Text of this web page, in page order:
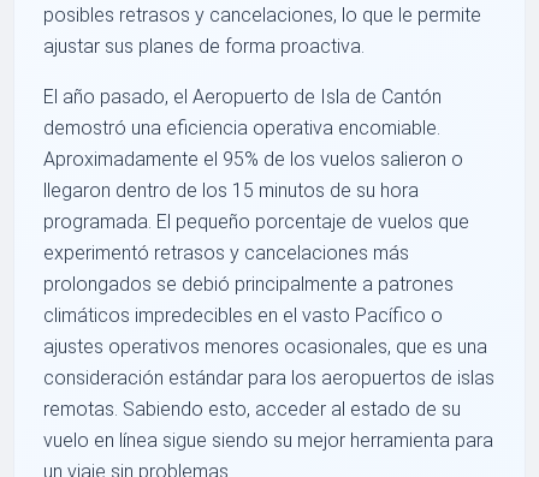
posibles retrasos y cancelaciones, lo que le permite
ajustar sus planes de forma proactiva.
El año pasado, el Aeropuerto de Isla de Cantón
demostró una eficiencia operativa encomiable.
Aproximadamente el 95% de los vuelos salieron o
llegaron dentro de los 15 minutos de su hora
programada. El pequeño porcentaje de vuelos que
experimentó retrasos y cancelaciones más
prolongados se debió principalmente a patrones
climáticos impredecibles en el vasto Pacífico o
ajustes operativos menores ocasionales, que es una
consideración estándar para los aeropuertos de islas
remotas. Sabiendo esto, acceder al estado de su
vuelo en línea sigue siendo su mejor herramienta para
un viaje sin problemas.